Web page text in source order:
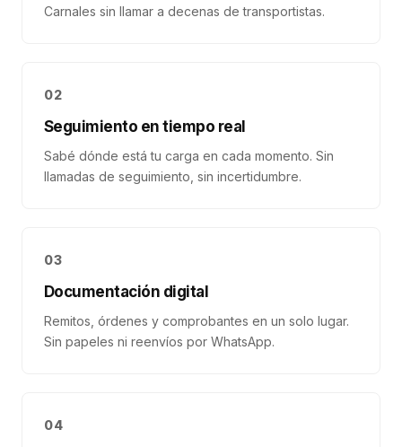
Carnales sin llamar a decenas de transportistas.
02
Seguimiento en tiempo real
Sabé dónde está tu carga en cada momento. Sin
llamadas de seguimiento, sin incertidumbre.
03
Documentación digital
Remitos, órdenes y comprobantes en un solo lugar.
Sin papeles ni reenvíos por WhatsApp.
04